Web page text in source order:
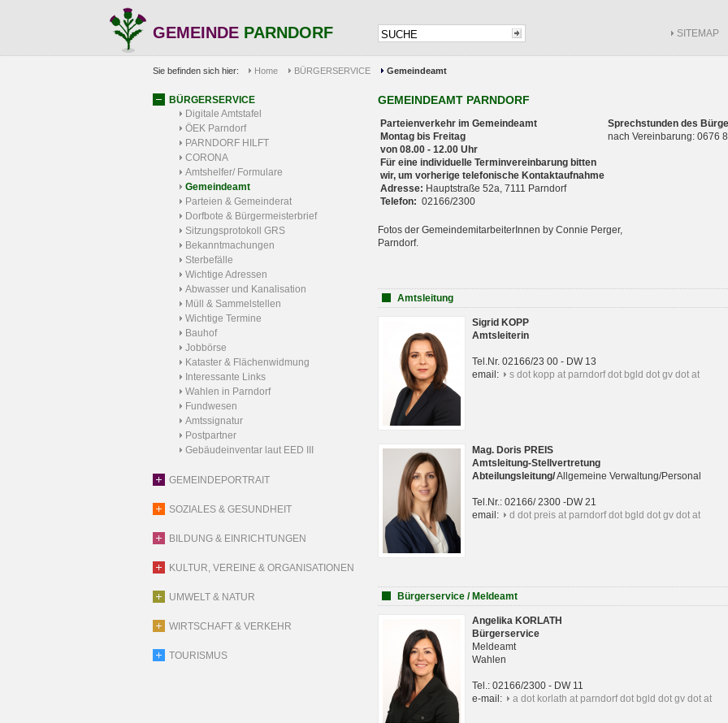
GEMEINDE PARNDORF SITEMAP
Sie befinden sich hier: Home BÜRGERSERVICE Gemeindeamt
BÜRGERSERVICE
Digitale Amtstafel
ÖEK Parndorf
PARNDORF HILFT
CORONA
Amtshelfer/ Formulare
Gemeindeamt
Parteien & Gemeinderat
Dorfbote & Bürgermeisterbrief
Sitzungsprotokoll GRS
Bekanntmachungen
Sterbefälle
Wichtige Adressen
Abwasser und Kanalisation
Müll & Sammelstellen
Wichtige Termine
Bauhof
Jobbörse
Kataster & Flächenwidmung
Interessante Links
Wahlen in Parndorf
Fundwesen
Amtssignatur
Postpartner
Gebäudeinventar laut EED III
GEMEINDEPORTRAIT
SOZIALES & GESUNDHEIT
BILDUNG & EINRICHTUNGEN
KULTUR, VEREINE & ORGANISATIONEN
UMWELT & NATUR
WIRTSCHAFT & VERKEHR
TOURISMUS
GEMEINDEAMT PARNDORF
Parteienverkehr im Gemeindeamt
Montag bis Freitag
von 08.00 - 12.00 Uhr
Für eine individuelle Terminvereinbarung bitten
wir, um vorherige telefonische Kontaktaufnahme
Adresse: Hauptstraße 52a, 7111 Parndorf
Telefon: 02166/2300
Sprechstunden des
nach Vereinbarung: 0676
Fotos der GemeindemitarbeiterInnen by Connie Perger,
Parndorf.
Amtsleitung
Sigrid KOPP
Amtsleiterin
Tel.Nr. 02166/23 00 - DW 13
email:
s dot kopp at parndorf dot bgld dot gv dot at
Mag. Doris PREIS
Amtsleitung-Stellvertretung
Abteilungsleitung/Allgemeine Verwaltung/Personal
Tel.Nr.: 02166/ 2300 -DW 21
email:
d dot preis at parndorf dot bgld dot gv dot at
Bürgerservice / Meldeamt
Angelika KORLATH
Bürgerservice
Meldeamt
Wahlen
Tel.: 02166/2300 - DW 11
e-mail:
a dot korlath at parndorf dot bgld dot gv dot at